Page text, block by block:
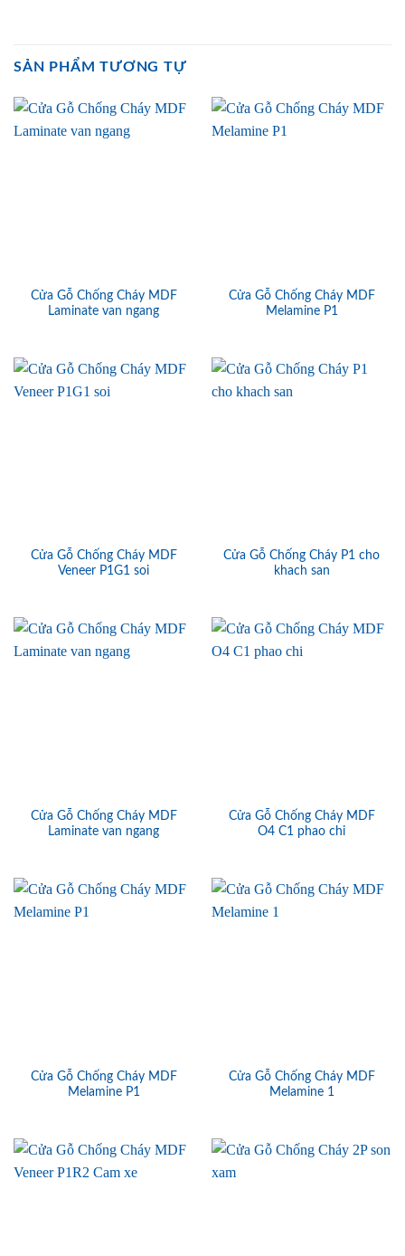
SẢN PHẨM TƯƠNG TỰ
Cửa Gỗ Chống Cháy MDF
Laminate van ngang
Cửa Gỗ Chống Cháy MDF
Melamine P1
Cửa Gỗ Chống Cháy MDF
Veneer P1G1 soi
Cửa Gỗ Chống Cháy P1 cho
khach san
Cửa Gỗ Chống Cháy MDF
Laminate van ngang
Cửa Gỗ Chống Cháy MDF
O4 C1 phao chi
Cửa Gỗ Chống Cháy MDF
Melamine P1
Cửa Gỗ Chống Cháy MDF
Melamine 1